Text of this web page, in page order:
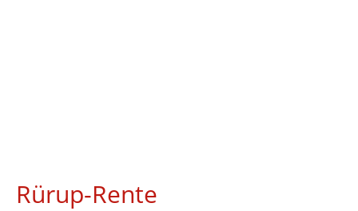
Rürup-Rente